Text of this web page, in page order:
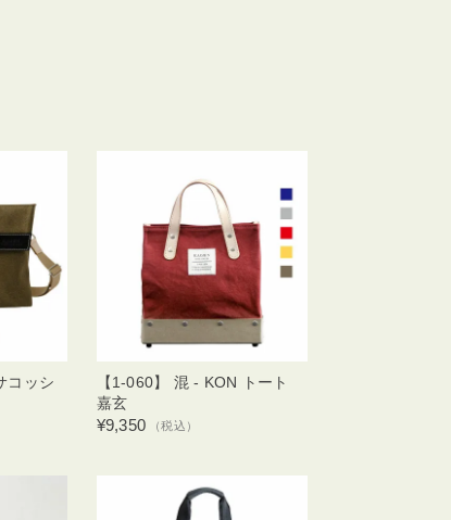
コッシ
【1-060】 混 - KON トート
嘉玄
¥9,350 （税込）